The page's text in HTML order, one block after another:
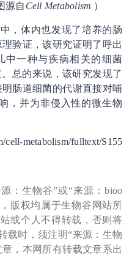
源自 Cell Metabolism ）
，体内也发现了培养的肠
验证，该研究证明了呼出
中一种与疾病相关的细菌
总的来说，该研究发现了
肠道细菌的代谢直接对哺
，并为非侵入性的微生物
metabolism/fulltext/S155
：生物谷”或“来源：bioo
版权均属于生物谷网站所
或个人不得转载，否则将
载时，须注明“来源：生物
，本网所有转载文章系出